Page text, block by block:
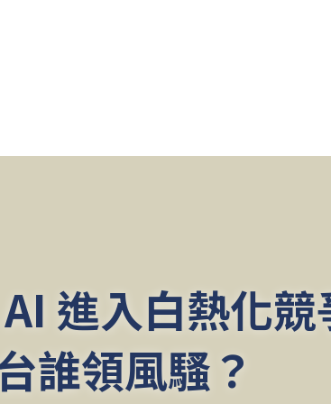
進入白熱化
誰領風騷？